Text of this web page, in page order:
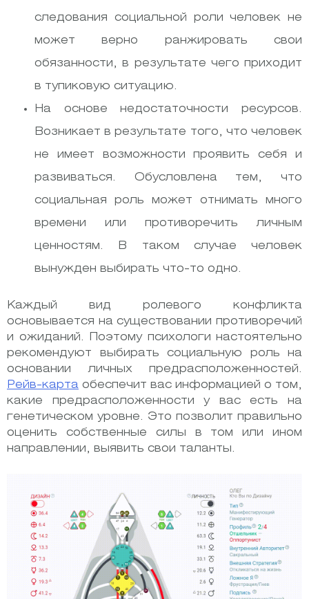
следования социальной роли человек не
может верно ранжировать свои
обязанности, в результате чего приходит
в тупиковую ситуацию.
На основе недостаточности ресурсов.
Возникает в результате того, что человек
не имеет возможности проявить себя и
развиваться. Обусловлена тем, что
социальная роль может отнимать много
времени или противоречить личным
ценностям. В таком случае человек
вынужден выбирать что-то одно.
Каждый вид ролевого конфликта
основывается на существовании противоречий
и ожиданий. Поэтому психологи настоятельно
рекомендуют выбирать социальную роль на
основании личных предрасположенностей.
Рейв-карта обеспечит вас информацией о том,
какие предрасположенности у вас есть на
генетическом уровне. Это позволит правильно
оценить собственные силы в том или ином
направлении, выявить свои таланты.